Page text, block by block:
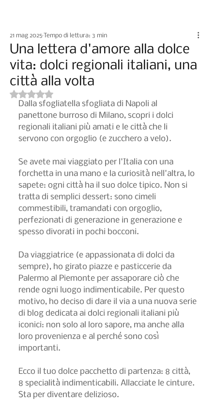
Una lettera d'amore alla dolce
vita: dolci regionali italiani, una
città alla volta
21 mag 2025 Tempo di lettura: 3 min
Valutazione NaN stelle su 5.
Dalla sfogliatella sfogliata di Napoli al
panettone burroso di Milano, scopri i dolci
regionali italiani più amati e le città che li
servono con orgoglio (e zucchero a velo).
Se avete mai viaggiato per l'Italia con una
forchetta in una mano e la curiosità nell'altra, lo
sapete: ogni città ha il suo dolce tipico. Non si
tratta di semplici dessert: sono cimeli
commestibili, tramandati con orgoglio,
perfezionati di generazione in generazione e
spesso divorati in pochi bocconi.
Da viaggiatrice (e appassionata di dolci da
sempre), ho girato piazze e pasticcerie da
Palermo al Piemonte per assaporare ciò che
rende ogni luogo indimenticabile. Per questo
motivo, ho deciso di dare il via a una nuova serie
di blog dedicata ai dolci regionali italiani più
iconici: non solo al loro sapore, ma anche alla
loro provenienza e al perché sono così
importanti.
Ecco il tuo dolce pacchetto di partenza: 8 città,
8 specialità indimenticabili. Allacciate le cinture.
Sta per diventare delizioso.